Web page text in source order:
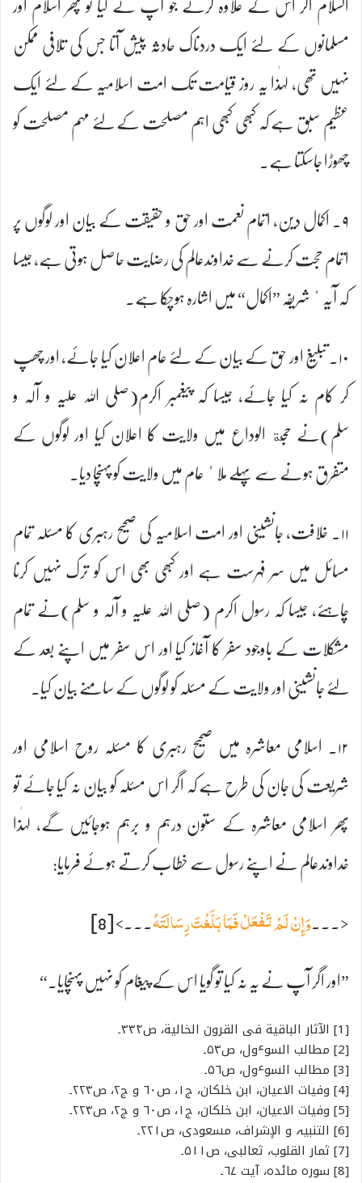
مسلمانوں کے لئے ایک دردناک حادثہ پیش آتا جس کی تلافی ممکن
نہیں تھی، لہٰذا یہ روز قیامت تک امت اسلامیہ کے لئے ایک
عظیم سبق ہے کہ کبھی کبھی اہم مصلحت کے لئے مہم مصلحت کو
چھوڑا جاسکتا ہے۔
۹۔ اکمال دین، اتمام نعمت اور حق و حقیقت کے بیان اور لوگوں پر
اتمام حجت کرنے سے خداوندعالم کی رضایت حاصل ہوتی ہے، جیسا
کہ آیہٴ شریفہ ”اکمال“ میں اشارہ ہوچکا ہے۔
۱۰۔ تبلیغ اور حق کے بیان کے لئے عام اعلان کیا جائے، اور چھپ
کر کام نہ کیا جائے، جیسا کہ پیغمبر اکرم(صلی اللہ علیہ و آلہ و
سلم)نے حجة الوداع میں ولایت کا اعلان کیا اور لوگوں کے
متفرق ہونے سے پہلے ملاٴ عام میں ولایت کو پہنچا دیا۔
۱۱۔ خلافت، جانشینی اور امت اسلامیہ کی صحیح رہبری کا مسئلہ تمام
مسائل میں سر فہرست ہے اور کبھی بھی اس کو ترک نہیں کرنا
چاہئے، جیسا کہ رسول اکرم (صلی اللہ علیہ و آلہ و سلم)نے تمام
مشکلات کے باوجود سفر کا آغاز کیا اور اس سفر میں اپنے بعد کے
لئے جانشینی اور ولایت کے مسئلہ کو لوگوں کے سامنے بیان کیا۔
۱۲۔ اسلامی معاشرہ میں صحیح رہبری کا مسئلہ روح اسلامی اور
شریعت کی جان کی طرح ہے کہ اگر اس مسئلہ کو بیان نہ کیا جائے تو
پھر اسلامی معاشرہ کے ستون درہم و برہم ہوجائیں گے، لہٰذا
خداوندعالم نے اپنے رسول سے خطاب کرتے ہوئے فرمایا:
<۔۔۔وَإِنْ لَمْ تَفْعَلْ فَمَا بَلَّغْتَ رِسَالَتَہُ۔۔۔>[8]
”اور اگر آپ نے یہ نہ کیا تو گویا اس کے پیغام کو نہیں پہنچایا۔“
[1] الآثار الباقیة فی القرون الخالیة، ص۳۳۴۔
[2] مطالب السوٴول، ص۵۳۔
[3] مطالب السوٴول، ص۵۶۔
[4] وفیات الاعیان، ابن خلکان، ج۱، ص۶۰ و ج۲، ص۲۲۳۔
[5] وفیات الاعیان، ابن خلکان، ج۱، ص۶۰ و ج۲، ص۲۲۳۔
[6] التنبیہ و الإشراف، مسعودی، ص۲۲۱۔
[7] ثمار القلوب، ثعالبی، ص۵۱۱۔
[8] سورہ مائدہ، آیت ۶۷۔